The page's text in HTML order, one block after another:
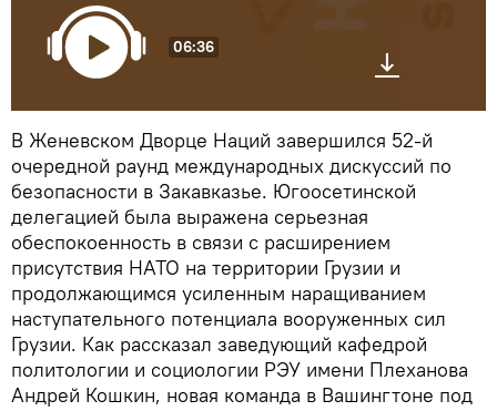
06:36
В Женевском Дворце Наций завершился 52-й
очередной раунд международных дискуссий по
безопасности в Закавказье. Югоосетинской
делегацией была выражена серьезная
обеспокоенность в связи с расширением
присутствия НАТО на территории Грузии и
продолжающимся усиленным наращиванием
наступательного потенциала вооруженных сил
Грузии. Как рассказал заведующий кафедрой
политологии и социологии РЭУ имени Плеханова
Андрей Кошкин, новая команда в Вашингтоне под